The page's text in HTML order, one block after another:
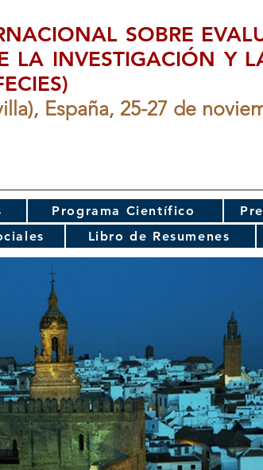
SOBRE
LA INVESTIGACIÓN Y
España, 25-27 de
Programa Científico
Libro de Resumenes